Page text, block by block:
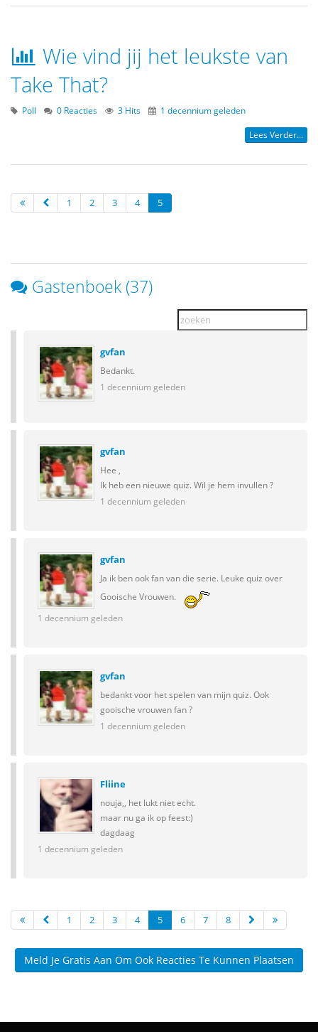
Wie vind jij het leukste van
Take That?
Poll 0 Reacties 3 Hits 1 decennium geleden
Lees Verder...
1 2 3 4 5
Gastenboek (37)
gvfan
Bedankt.
1 decennium geleden
gvfan
Hee ,
Ik heb een nieuwe quiz. Wil je hem invullen ?
1 decennium geleden
gvfan
Ja ik ben ook fan van die serie. Leuke quiz over
Gooische Vrouwen.
1 decennium geleden
gvfan
bedankt voor het spelen van mijn quiz. Ook
gooische vrouwen fan ?
1 decennium geleden
Fliine
nouja,, het lukt niet echt.
maar nu ga ik op feest:)
dagdaag
1 decennium geleden
1 2 3 4 5 6 7 8
Meld Je Gratis Aan Om Ook Reacties Te Kunnen Plaatsen